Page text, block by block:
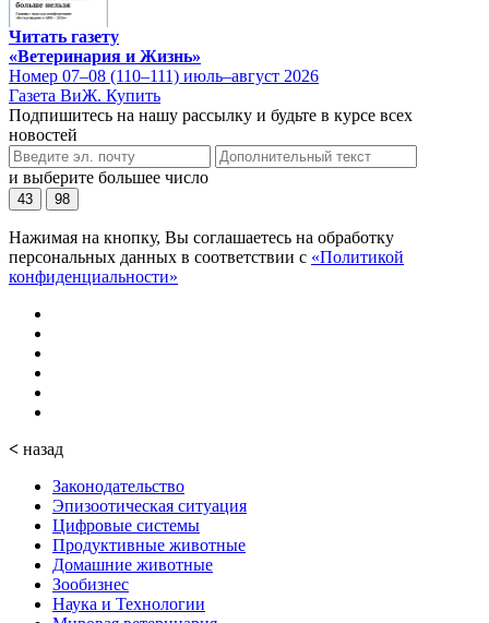
Читать газету
«Ветеринария и Жизнь»
Номер 07–08 (110–111) июль–август 2026
Газета ВиЖ. Купить
Подпишитесь на нашу рассылку и будьте в курсе всех
новостей
и выберите большее число
43 98
Нажимая на кнопку, Вы соглашаетесь на обработку
персональных данных в соответствии с «Политикой
конфиденциальности»
< назад
Законодательство
Эпизоотическая ситуация
Цифровые системы
Продуктивные животные
Домашние животные
Зообизнес
Наука и Технологии